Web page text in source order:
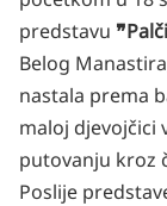
predstavu
Belog
nastala prema
maloj djevojčici
putovanju kroz
Poslije